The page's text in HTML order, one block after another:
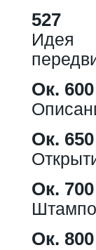
527
Идея
Ок. 600
Ок. 650
Ок. 700
Ок. 800